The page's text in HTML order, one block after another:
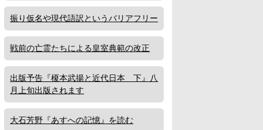
振り仮名や現代語訳というバリアフリー
戦前の亡霊たちによる皇室典範の改正
出版予告『榎本武揚と近代日本 下』八
月上旬出版されます
大石芳野『あすへの記憶』を読む